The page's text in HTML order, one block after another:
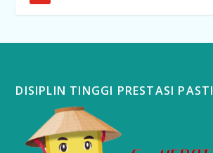
DISIPLIN TINGGI PRESTASI PASTI